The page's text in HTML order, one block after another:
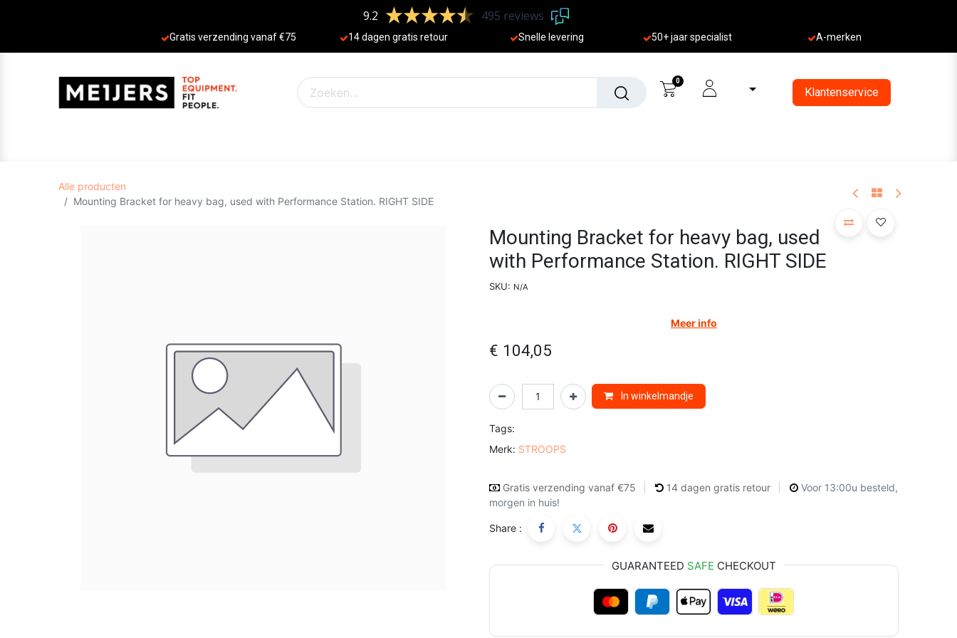
9.2 495 reviews
Gratis verzending vanaf €75 14 dagen gratis retour Sne lle levering 50+ jaar specialist A-merken
0
Klantenservice
Alle producten
Mounting Bracket for heavy bag, used with Performance Station. RIGHT SIDE
Mounting Bracket for heavy bag, used
with Performance Station. RIGHT SIDE
SKU: N/A
Meer info
€ 104,05
In winkelmandje
Tags:
Merk: STROOPS
Gratis verzending vanaf €75 14 dagen gratis retour
Voor 13:00u besteld,
morgen in huis!
Share :
GUARANTEED SAFE CHECKOUT